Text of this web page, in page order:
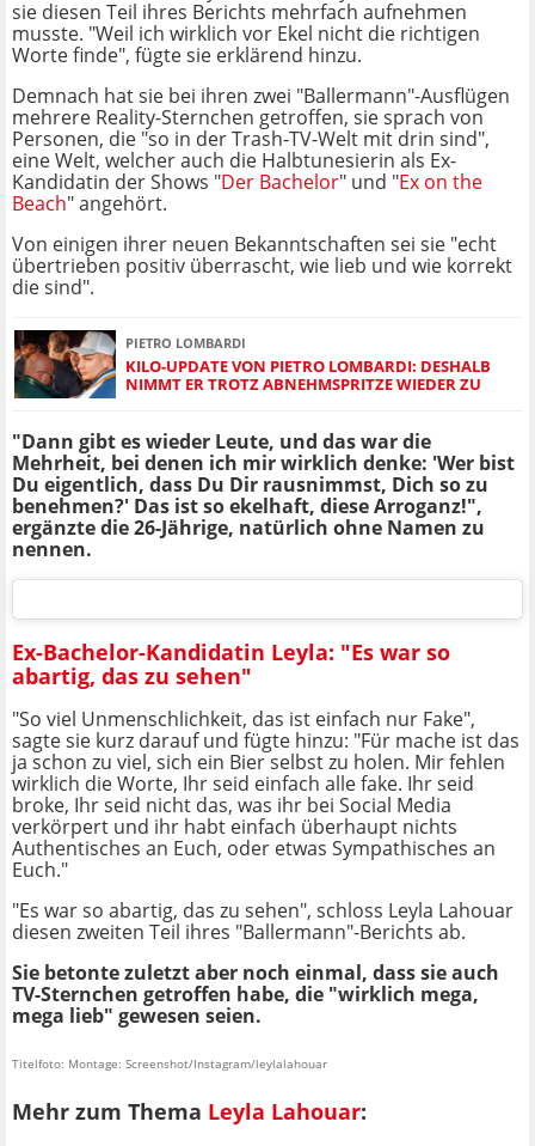
sie diesen Teil ihres Berichts mehrfach aufnehmen
musste. "Weil ich wirklich vor Ekel nicht die richtigen
Worte finde", fügte sie erklärend hinzu.
Demnach hat sie bei ihren zwei "Ballermann"-Ausflügen
mehrere Reality-Sternchen getroffen, sie sprach von
Personen, die "so in der Trash-TV-Welt mit drin sind",
eine Welt, welcher auch die Halbtunesierin als Ex-
Kandidatin der Shows "Der Bachelor" und "Ex on the
Beach" angehört.
Von einigen ihrer neuen Bekanntschaften sei sie "echt
übertrieben positiv überrascht, wie lieb und wie korrekt
die sind".
PIETRO LOMBARDI
KILO-UPDATE VON PIETRO LOMBARDI: DESHALB
NIMMT ER TROTZ ABNEHMSPRITZE WIEDER ZU
"Dann gibt es wieder Leute, und das war die
Mehrheit, bei denen ich mir wirklich denke: 'Wer bist
Du eigentlich, dass Du Dir rausnimmst, Dich so zu
benehmen?' Das ist so ekelhaft, diese Arroganz!",
ergänzte die 26-Jährige, natürlich ohne Namen zu
nennen.
Ex-Bachelor-Kandidatin Leyla: "Es war so
abartig, das zu sehen"
"So viel Unmenschlichkeit, das ist einfach nur Fake",
sagte sie kurz darauf und fügte hinzu: "Für mache ist das
ja schon zu viel, sich ein Bier selbst zu holen. Mir fehlen
wirklich die Worte, Ihr seid einfach alle fake. Ihr seid
broke, Ihr seid nicht das, was ihr bei Social Media
verkörpert und ihr habt einfach überhaupt nichts
Authentisches an Euch, oder etwas Sympathisches an
Euch."
"Es war so abartig, das zu sehen", schloss Leyla Lahouar
diesen zweiten Teil ihres "Ballermann"-Berichts ab.
Sie betonte zuletzt aber noch einmal, dass sie auch
TV-Sternchen getroffen habe, die "wirklich mega,
mega lieb" gewesen seien.
Titelfoto: Montage: Screenshot/Instagram/leylalahouar
Mehr zum Thema Leyla Lahouar: